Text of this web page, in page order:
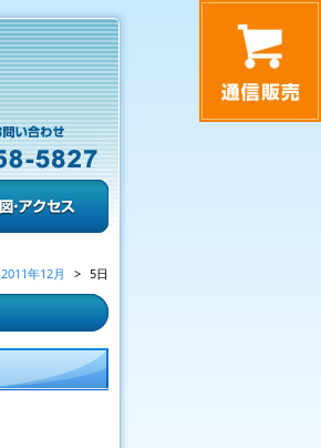
2011年12月 5日